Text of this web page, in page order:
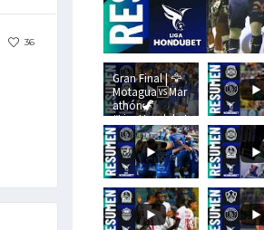
36
Gran Final | 🦅
Motagua🆚Mar
athón🦖
#LigaHondubet